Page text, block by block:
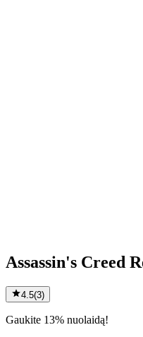
Assassin's Creed
4.5(3)
Gaukite 13% nuolaidą!